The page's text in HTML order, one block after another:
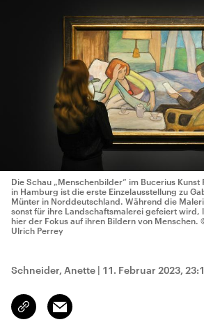
Die Schau „Menschenbilder“ im Bucerius Kunst
in Hamburg ist die erste Einzelausstellung zu
Münter in Norddeutschland. Während die
sonst für ihre Landschaftsmalerei gefeiert wird,
hier der Fokus auf ihren Bildern von Menschen.
Ulrich Perrey
Schneider, Anette | 11. Februar 2023,
Link
kopieren/teilen
Email